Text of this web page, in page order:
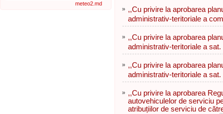
meteo2.md
» ,,Cu privire la aprobarea
administrativ-teritoriale a
» ,,Cu privire la aprobarea
administrativ-teritoriale a sat.
» ,,Cu privire la aprobarea
administrativ-teritoriale a sat.
» ,,Cu privire la aprobarea
autovehiculelor de serviciu
atribuțiilor de serviciu de